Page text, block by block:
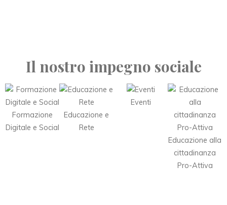
Il nostro impegno sociale
Formazione
Digitale e Social
Educazione e
Rete
Eventi
Educazione alla
cittadinanza
Pro-Attiva